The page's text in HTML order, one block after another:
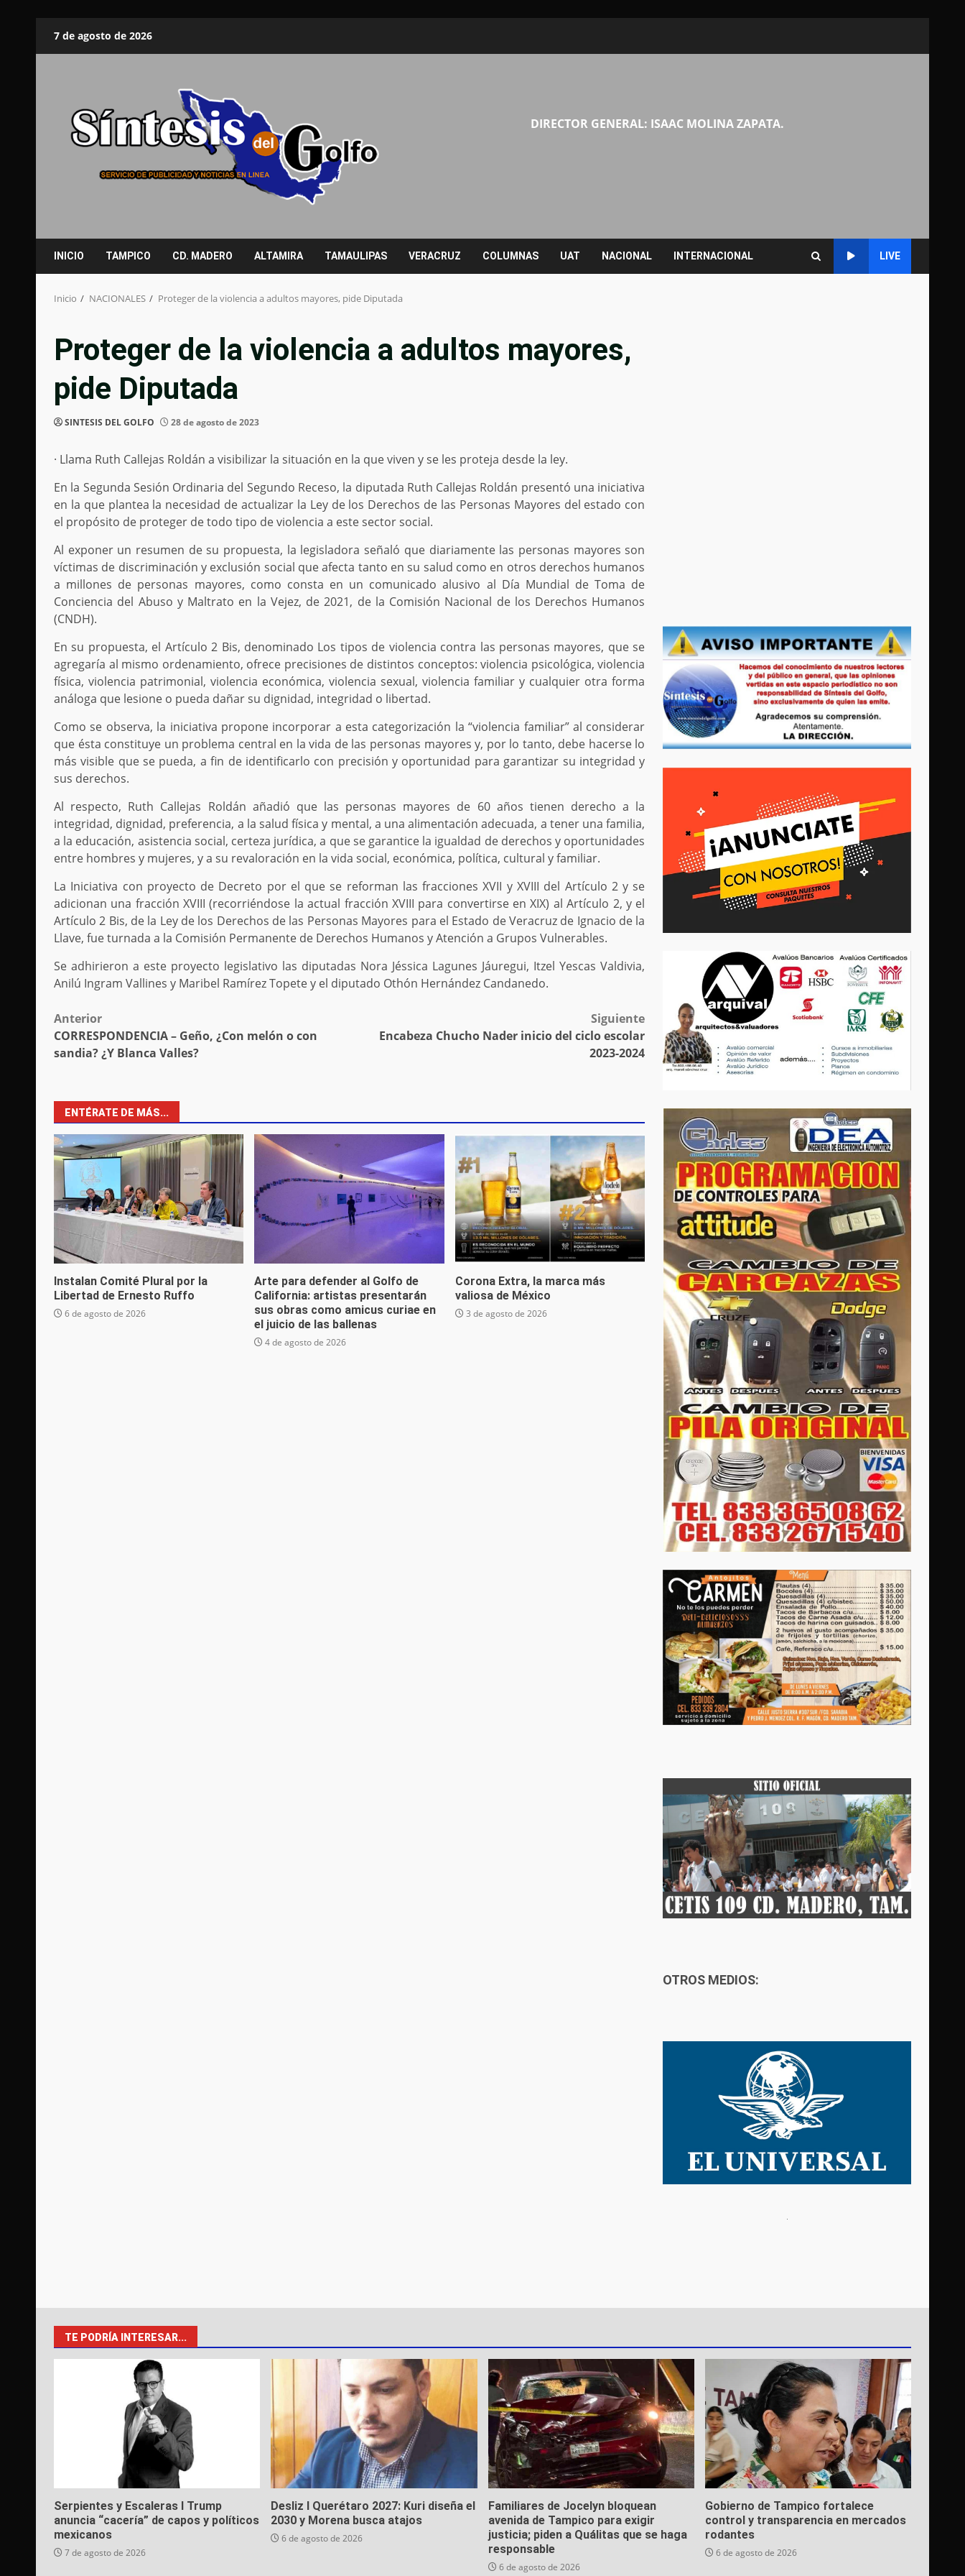
7 de agosto de 2026
DIRECTOR GENERAL: ISAAC MOLINA ZAPATA.
INICIO TAMPICO CD. MADERO ALTAMIRA TAMAULIPAS VERACRUZ COLUMNAS UAT NACIONAL INTERNACIONAL LIVE
Inicio NACIONALES Proteger de la violencia a adultos mayores, pide Diputada
Proteger de la violencia a adultos mayores,
pide Diputada
SINTESIS DEL GOLFO 28 de agosto de 2023
· Llama Ruth Callejas Roldán a visibilizar la situación en la que viven y se les proteja desde la ley.
En la Segunda Sesión Ordinaria del Segundo Receso, la diputada Ruth Callejas Roldán presentó una iniciativa
en la que plantea la necesidad de actualizar la Ley de los Derechos de las Personas Mayores del estado con
el propósito de proteger de todo tipo de violencia a este sector social.
Al exponer un resumen de su propuesta, la legisladora señaló que diariamente las personas mayores son
víctimas de discriminación y exclusión social que afecta tanto en su salud como en otros derechos humanos
a millones de personas mayores, como consta en un comunicado alusivo al Día Mundial de Toma de
Conciencia del Abuso y Maltrato en la Vejez, de 2021, de la Comisión Nacional de los Derechos Humanos
(CNDH).
En su propuesta, el Artículo 2 Bis, denominado Los tipos de violencia contra las personas mayores, que se
agregaría al mismo ordenamiento, ofrece precisiones de distintos conceptos: violencia psicológica, violencia
física, violencia patrimonial, violencia económica, violencia sexual, violencia familiar y cualquier otra forma
análoga que lesione o pueda dañar su dignidad, integridad o libertad.
Como se observa, la iniciativa propone incorporar a esta categorización la “violencia familiar” al considerar
que ésta constituye un problema central en la vida de las personas mayores y, por lo tanto, debe hacerse lo
más visible que se pueda, a fin de identificarlo con precisión y oportunidad para garantizar su integridad y
sus derechos.
Al respecto, Ruth Callejas Roldán añadió que las personas mayores de 60 años tienen derecho a la
integridad, dignidad, preferencia, a la salud física y mental, a una alimentación adecuada, a tener una familia,
a la educación, asistencia social, certeza jurídica, a que se garantice la igualdad de derechos y oportunidades
entre hombres y mujeres, y a su revaloración en la vida social, económica, política, cultural y familiar.
La Iniciativa con proyecto de Decreto por el que se reforman las fracciones XVII y XVIII del Artículo 2 y se
adicionan una fracción XVIII (recorriéndose la actual fracción XVIII para convertirse en XIX) al Artículo 2, y el
Artículo 2 Bis, de la Ley de los Derechos de las Personas Mayores para el Estado de Veracruz de Ignacio de la
Llave, fue turnada a la Comisión Permanente de Derechos Humanos y Atención a Grupos Vulnerables.
Se adhirieron a este proyecto legislativo las diputadas Nora Jéssica Lagunes Jáuregui, Itzel Yescas Valdivia,
Anilú Ingram Vallines y Maribel Ramírez Topete y el diputado Othón Hernández Candanedo.
Post
navigation
Anterior
CORRESPONDENCIA – Geño, ¿Con melón o con
sandia? ¿Y Blanca Valles?
Siguiente
Encabeza Chucho Nader inicio del ciclo escolar
2023-2024
ENTÉRATE DE MÁS...
Instalan Comité Plural por la
Libertad de Ernesto Ruffo
6 de agosto de 2026
Arte para defender al Golfo de
California: artistas presentarán
sus obras como amicus curiae en
el juicio de las ballenas
4 de agosto de 2026
Corona Extra, la marca más
valiosa de México
3 de agosto de 2026
OTROS MEDIOS:
TE PODRÍA INTERESAR...
Serpientes y Escaleras I Trump
anuncia “cacería” de capos y políticos
mexicanos
7 de agosto de 2026
Desliz I Querétaro 2027: Kuri diseña el
2030 y Morena busca atajos
6 de agosto de 2026
Familiares de Jocelyn bloquean
avenida de Tampico para exigir
justicia; piden a Quálitas que se haga
responsable
6 de agosto de 2026
Gobierno de Tampico fortalece
control y transparencia en mercados
rodantes
6 de agosto de 2026